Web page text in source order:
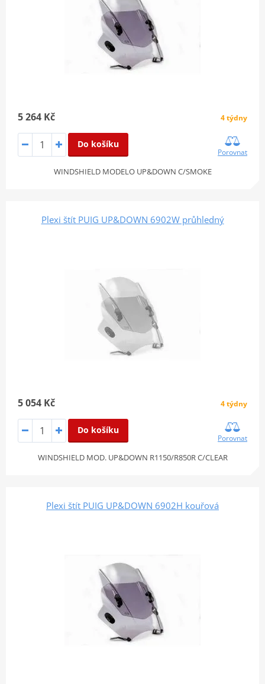
5 264 Kč 4 týdny
Do košíku
Porovnat
WINDSHIELD MODELO UP&DOWN C/SMOKE
Plexi štít PUIG UP&DOWN 6902W průhledný
5 054 Kč 4 týdny
Do košíku
Porovnat
WINDSHIELD MOD. UP&DOWN R1150/R850R C/CLEAR
Plexi štít PUIG UP&DOWN 6902H kouřová